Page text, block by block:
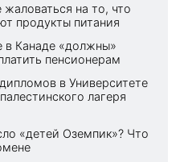
на то, что
продукты питания
Канаде «должны»
пенсионерам
в Университете
лагеря
«детей Оземпик»? Что